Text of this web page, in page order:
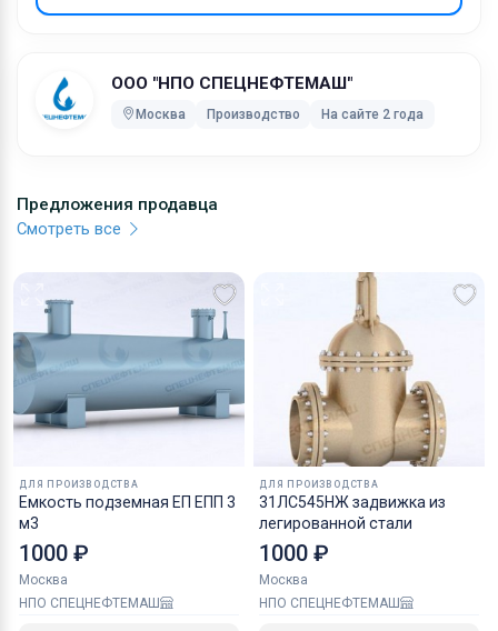
ООО "НПО СПЕЦНЕФТЕМАШ"
Москва Производство На сайте 2 года
диском и корпусом
Диаметр номинальный: DN 40 - DN 600
Давление номинальное: PN 10, 16
Основные рабочие среды: вода, кислоты, щелочи
Присоединение: фланцевое, стяжное между фланцами
Установочное положение: любое, кроме положения
&quot;электроприводом вниз&quot; для
затворов с электроприводом
Направление подачи рабочей среды: любое
Климатическое исполнение: У, ТМ, ТВ
Ключевые слова:
трубопроводная арматура, емкостные приборы разного
назначения, резервуарная техника
Предложения продавца
Смотреть все
ДЛЯ ПРОИЗВОДСТВА
Емкость подземная ЕП ЕПП 3
м3
1000 ₽
Москва
НПО СПЕЦНЕФТЕМАШ
ДЛЯ ПРОИЗВОДСТВА
31ЛС545НЖ задвижка из
легированной стали
1000 ₽
Москва
НПО СПЕЦНЕФТЕМАШ